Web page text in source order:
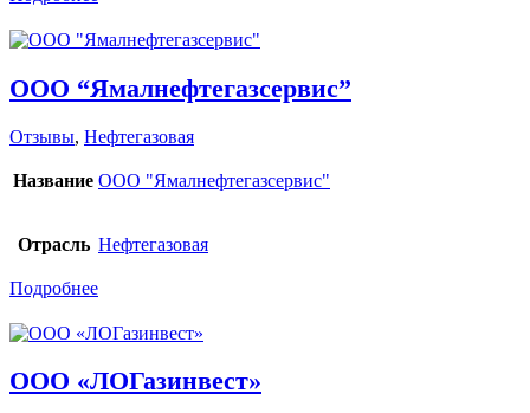
ООО “Ямалнефтегазсервис”
Отзывы, Нефтегазовая
Название ООО "Ямалнефтегазсервис"
Отрасль Нефтегазовая
Подробнее
ООО «ЛОГазинвест»